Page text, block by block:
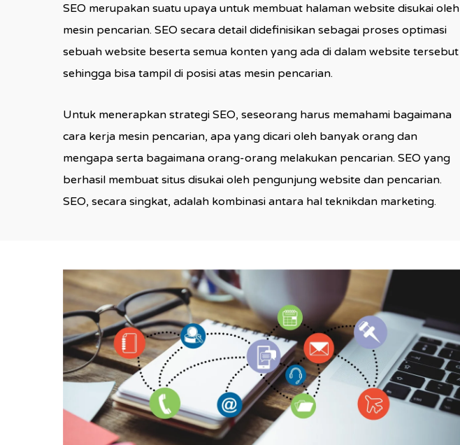
SEO merupakan suatu upaya untuk membuat halaman website disukai oleh
mesin pencarian. SEO secara detail didefinisikan sebagai proses optimasi
sebuah website beserta semua konten yang ada di dalam website tersebut
sehingga bisa tampil di posisi atas mesin pencarian.
Untuk menerapkan strategi SEO, seseorang harus memahami bagaimana
cara kerja mesin pencarian, apa yang dicari oleh banyak orang dan
mengapa serta bagaimana orang-orang melakukan pencarian. SEO yang
berhasil membuat situs disukai oleh pengunjung website dan pencarian.
SEO, secara singkat, adalah kombinasi antara hal teknikdan marketing.